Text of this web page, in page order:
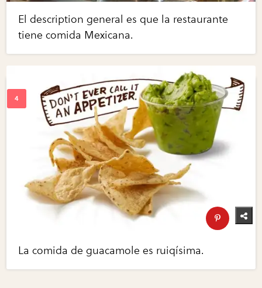
El description general es que la restaurante
tiene comida Mexicana.
La comida de guacamole es ruiqísima.